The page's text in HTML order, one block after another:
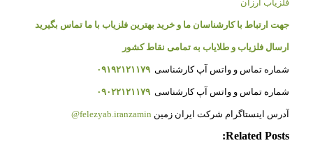
فلزیاب ارزان
جهت ارتباط با کارشناسان ما و خرید بهترین فلزیاب با ما تماس بگیرید
ارسال فلزیاب و طلایاب به تمامی نقاط کشور
شماره تماس و واتس آپ کارشناسی ۰۹۱۹۲۱۲۱۱۷۹
شماره تماس و واتس آپ کارشناسی ۰۹۰۲۲۱۲۱۱۷۹
آدرس اینستاگرام شرکت ایران زمین felezyab.iranzamin@
Related Posts: